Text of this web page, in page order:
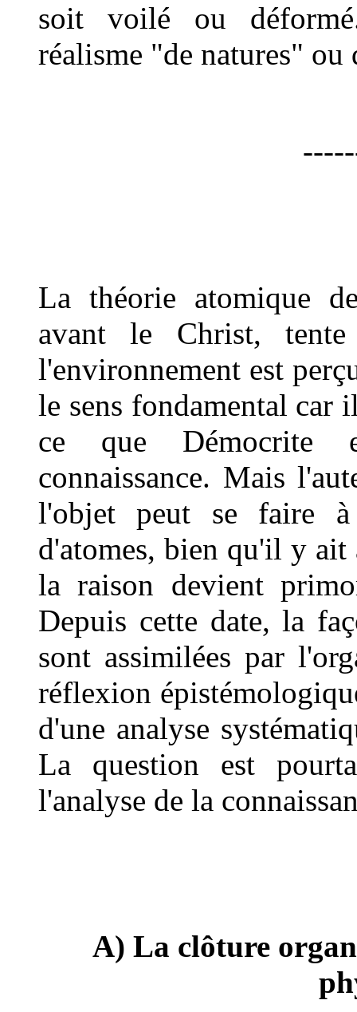
soit voilé ou
réalisme "de natures" ou
La théorie atomique
avant le Christ,
l'environnement est
le sens fondamental car
ce que Démocrite
connaissance. Mais
l'objet peut se faire à
d'atomes, bien qu'il y
la raison devient
Depuis cette date, la
sont assimilées par
réflexion
d'une analyse
La question est
l'analyse de la
A) La clôture